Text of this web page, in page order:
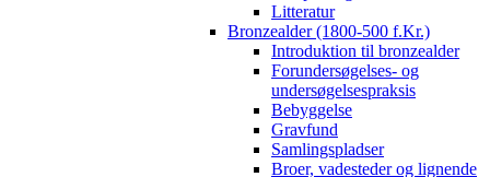
Litteratur
Bronzealder (1800-500 f.Kr.)
Introduktion til bronzealder
Forundersøgelses- og
undersøgelsespraksis
Bebyggelse
Gravfund
Samlingspladser
Broer, vadesteder og lignende